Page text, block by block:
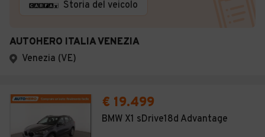
Storia del veicolo
AUTOHERO ITALIA VENEZIA
Venezia (VE)
€ 19.499
BMW X1 sDrive18d Advantage